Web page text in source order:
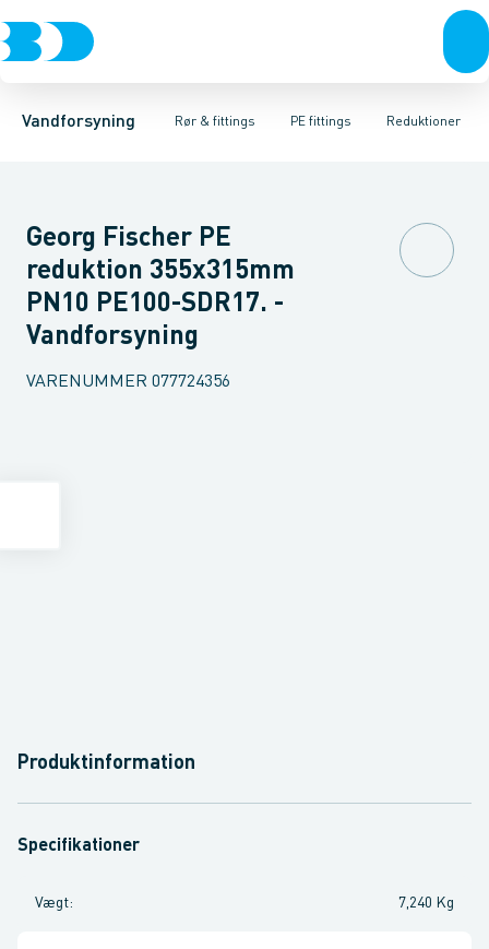
Vandforsyning Rør & fittings
Rør & fittingsKoblinger & anboringerMuffer, klemmer &
PE fittings
PE rørPE EL fittingsPE fittings Duktiljern fittingsReduktioner
Vinkler 90gr.Vinkler 60gr.Vinkler 45gr.Vinkler 30gr.Vinkler
Georg Fischer PE
reduktion 355x315mm
PN10 PE100-SDR17. -
Vandforsyning
VARENUMMER 077724356
Produktinformation
Specifikationer
Vægt: 7,240 Kg